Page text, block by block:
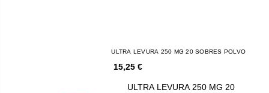
ULTRA LEVURA 250 MG 20 SOBRES POLVO
15,25 €
ULTRA LEVURA 250 MG 20